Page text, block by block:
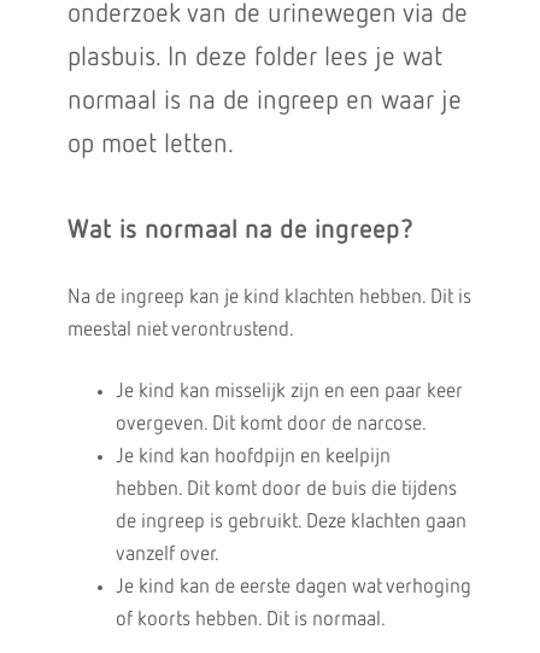
onderzoek van de urinewegen via de
plasbuis. In deze folder lees je wat
normaal is na de ingreep en waar je
op moet letten.
Wat is normaal na de ingreep?
Na de ingreep kan je kind klachten hebben. Dit is
meestal niet verontrustend.
Je kind kan misselijk zijn en een paar keer
overgeven. Dit komt door de narcose.
Je kind kan hoofdpijn en keelpijn
hebben. Dit komt door de buis die tijdens
de ingreep is gebruikt. Deze klachten gaan
vanzelf over.
Je kind kan de eerste dagen wat verhoging
of koorts hebben. Dit is normaal.